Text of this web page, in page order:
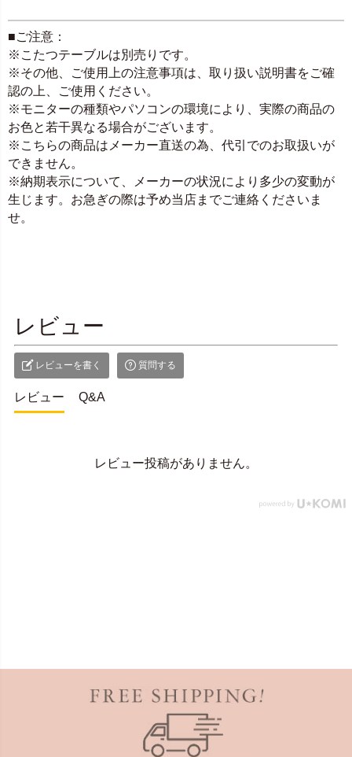
■ご注意：
※こたつテーブルは別売りです。
※その他、ご使用上の注意事項は、取り扱い説明書をご確
認の上、ご使用ください。
※モニターの種類やパソコンの環境により、実際の商品の
お色と若干異なる場合がございます。
※こちらの商品はメーカー直送の為、代引でのお取扱いが
できません。
※納期表示について、メーカーの状況により多少の変動が
生じます。お急ぎの際は予め当店までご連絡くださいま
せ。
レビュー
レビューを書く 質問する
レビュー Q&A
レビュー投稿がありません。